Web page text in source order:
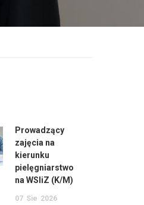
Prowadzący
zajęcia na
kierunku
pielęgniarstwo
na WSIiZ (K/M)
07 Sie 2026